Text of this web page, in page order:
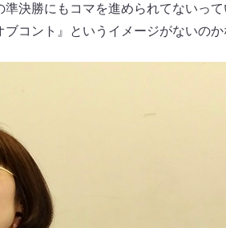
準決勝にもコマを進められてないっ
コント』というイメージがないのか